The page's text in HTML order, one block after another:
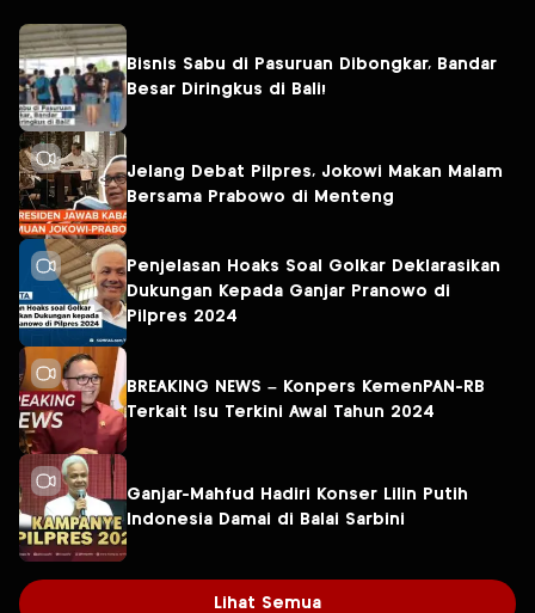
Bisnis Sabu di Pasuruan Dibongkar, Bandar
Besar Diringkus di Bali!
Jelang Debat Pilpres, Jokowi Makan Malam
Bersama Prabowo di Menteng
Penjelasan Hoaks Soal Golkar Deklarasikan
Dukungan Kepada Ganjar Pranowo di
Pilpres 2024
BREAKING NEWS – Konpers KemenPAN-RB
Terkait Isu Terkini Awal Tahun 2024
Ganjar-Mahfud Hadiri Konser Lilin Putih
Indonesia Damai di Balai Sarbini
Lihat Semua